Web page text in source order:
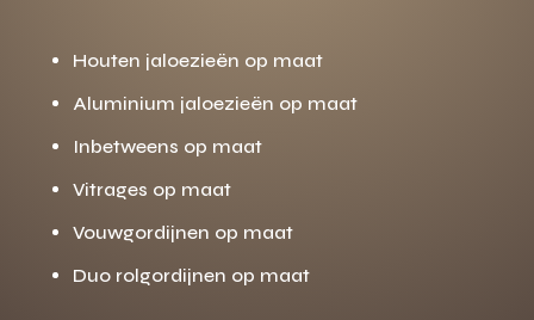
Houten jaloezieën op maat
Aluminium jaloezieën op maat
Inbetweens op maat
Vitrages op maat
Vouwgordijnen op maat
Duo rolgordijnen op maat